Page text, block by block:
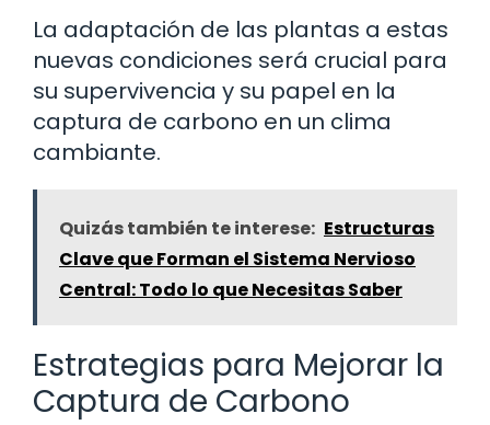
La adaptación de las plantas a estas
nuevas condiciones será crucial para
su supervivencia y su papel en la
captura de carbono en un clima
cambiante.
Quizás también te interese: Estructuras
Clave que Forman el Sistema Nervioso
Central: Todo lo que Necesitas Saber
Estrategias para Mejorar la
Captura de Carbono